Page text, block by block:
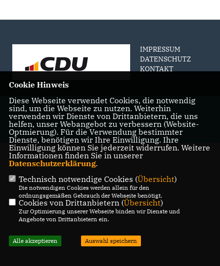
IMPRESSUM
DATENSCHUTZ
KONTAKT
@2026 Stephan Brockmann
Alle Rechte vorbehalten.
REALISATION: SHARKNESS MEDIA GMBH & CO. KG
Cookie Hinweis
Diese Webseite verwendet Cookies, die notwendig
sind, um die Webseite zu nutzen. Weiterhin
verwenden wir Dienste von Drittanbietern, die uns
helfen, unser Webangebot zu verbessern (Website-
Optmierung). Für die Verwendung bestimmter
Dienste, benötigen wir Ihre Einwilligung. Ihre
Einwilligung können Sie jederzeit widerrufen. Weitere
Informationen finden Sie in unserer
Datenschutzerklärung.
Technisch notwendige Cookies (Übersicht)
Die notwendigen Cookies werden allein für den
ordnungsgemäßen Gebrauch der Webseite benötigt.
Cookies von Drittanbietern (Übersicht)
Zur Optimierung unserer Webseite binden wir Dienste und
Angebote von Drittanbietern ein.
Alle akzeptieren Auswahl speichern